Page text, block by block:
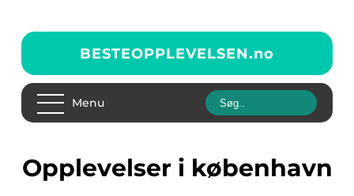
BESTEOPPLEVELSEN.no
Menu
opplevelser i københavn